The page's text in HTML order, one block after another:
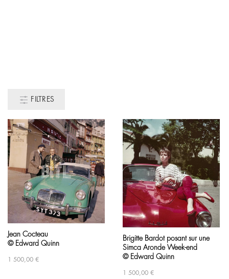
FILTRES
Jean Cocteau
© Edward Quinn
1 500,00 €
Brigitte Bardot posant sur une
Simca Aronde Week-end
© Edward Quinn
1 500,00 €